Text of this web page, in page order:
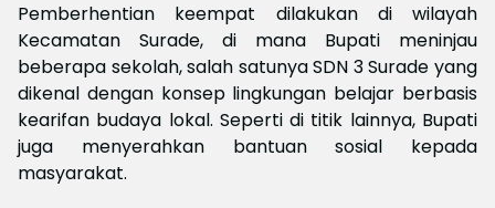
Pemberhentian keempat dilakukan di wilayah
Kecamatan Surade, di mana Bupati meninjau
beberapa sekolah, salah satunya SDN 3 Surade yang
dikenal dengan konsep lingkungan belajar berbasis
kearifan budaya lokal. Seperti di titik lainnya, Bupati
juga menyerahkan bantuan sosial kepada
masyarakat.